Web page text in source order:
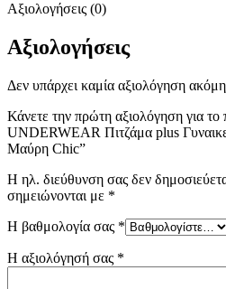
Αξιολογήσεις (0)
Αξιολογήσεις
Δεν υπάρχει καμία αξιολόγηση
Κάνετε την πρώτη αξιολόγηση για το
UNDERWEAR Πιτζάμα plus
Μαύρη Chic”
Η ηλ. διεύθυνση σας δεν
σημειώνονται με *
Η βαθμολογία σας *
Η αξιολόγησή σας *